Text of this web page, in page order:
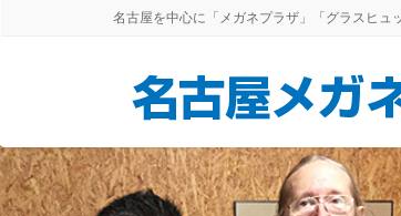
名古屋を中心に「メガネプラザ」「グラスヒュ